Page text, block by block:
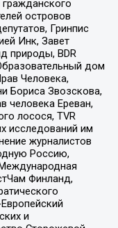
островов
Гринпис
Инк, Завет
природы, BDR
дом
Человека,
Бориса Звозскова,
человека Ереван,
лосося, TVR
исследований им
журналистов
Россию,
Финланд,
и